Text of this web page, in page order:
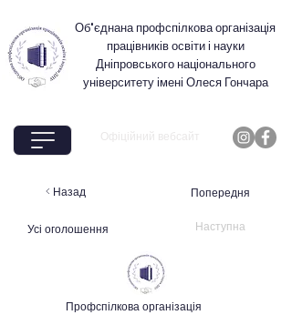
Офіційний вебсайт
Об'єднана профспілкова організація
працівників освіти і науки
Дніпровського національного
університету імені Олеся Гончара
< Назад
Усі оголошення
Попередня
Наступна
Профспілкова організація